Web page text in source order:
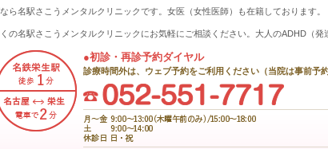
名駅さこうメンタルクリニックです。女医（女性医師）も在籍しております。
の名駅さこうメンタルクリニックにお気軽にご相談ください。大人のADHD（発
●初診・再診予約ダイヤル
診療時間外は、ウェブ予約をご利用ください（当院は事前予約